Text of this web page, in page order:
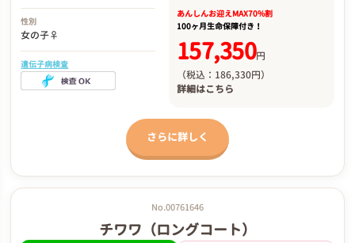
性別
女の子♀
遺伝子病検査
あんしんお迎えMAX70%割
100ヶ月生命保障付き！
157,350円
（税込：186,330円）
詳細はこちら
さらに詳しく
No.00761646
チワワ（ロングコート）